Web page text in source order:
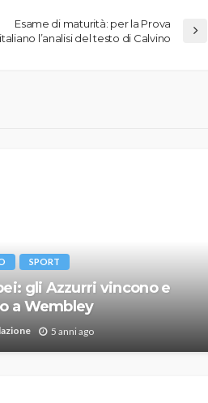
Esame di maturità: per la Prova
l’analisi del testo di Calvino
SPORT
gli Azzurri vincono e
a Wembley
5 anni ago